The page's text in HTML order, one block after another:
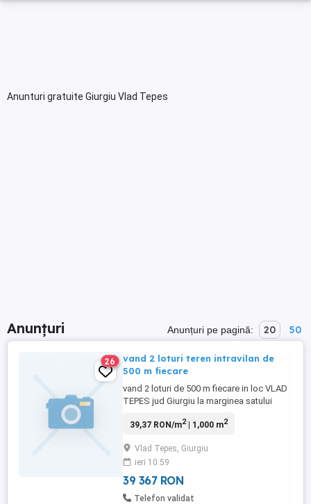
Anunturi gratuite Giurgiu Vlad Tepes
Anunțuri Anunțuri pe pagină: 20 50
26
vand 2 loturi teren intravilan de
500 m fiecare
vand 2 loturi de 500 m fiecare in loc VLAD
TEPES jud Giurgiu la marginea satului
vita de vie, iar pe celalalt nimic.Detin
Euro pentru fiecare lot.
39,37 RON/m2| 1,000 m2
Vlad Tepes, Giurgiu
ieri 10:59
39 367 RON
Telefon validat